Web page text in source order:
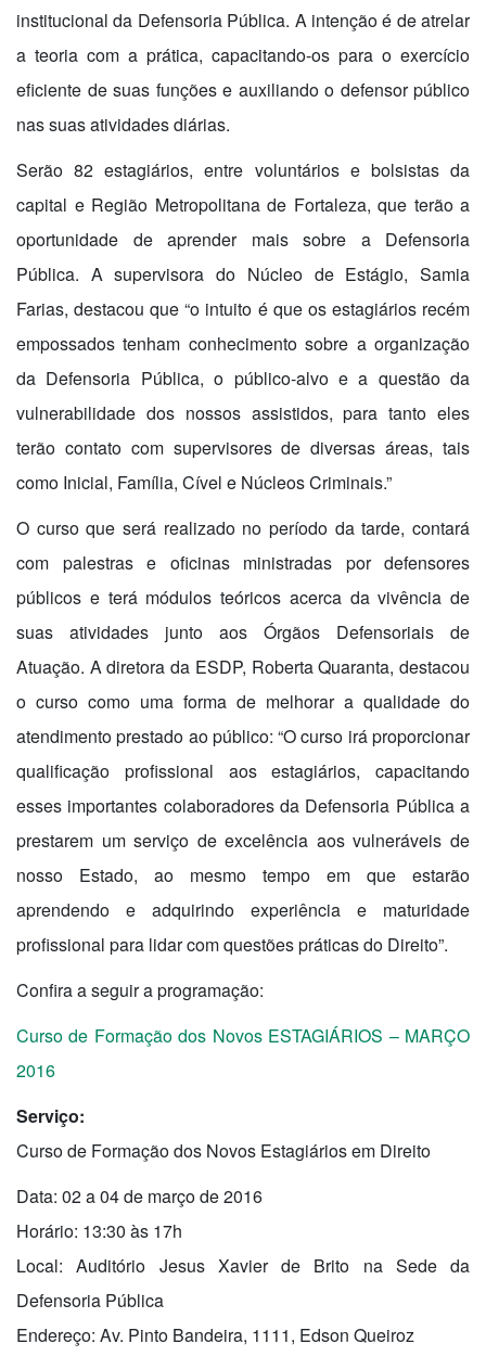
institucional da Defensoria Pública. A intenção é de atrelar
a teoria com a prática, capacitando-os para o exercício
eficiente de suas funções e auxiliando o defensor público
nas suas atividades diárias.
Serão 82 estagiários, entre voluntários e bolsistas da
capital e Região Metropolitana de Fortaleza, que terão a
oportunidade de aprender mais sobre a Defensoria
Pública. A supervisora do Núcleo de Estágio, Samia
Farias, destacou que “o intuito é que os estagiários recém
empossados tenham conhecimento sobre a organização
da Defensoria Pública, o público-alvo e a questão da
vulnerabilidade dos nossos assistidos, para tanto eles
terão contato com supervisores de diversas áreas, tais
como Inicial, Família, Cível e Núcleos Criminais.”
O curso que será realizado no período da tarde, contará
com palestras e oficinas ministradas por defensores
públicos e terá módulos teóricos acerca da vivência de
suas atividades junto aos Órgãos Defensoriais de
Atuação. A diretora da ESDP, Roberta Quaranta, destacou
o curso como uma forma de melhorar a qualidade do
atendimento prestado ao público: “O curso irá proporcionar
qualificação profissional aos estagiários, capacitando
esses importantes colaboradores da Defensoria Pública a
prestarem um serviço de excelência aos vulneráveis de
nosso Estado, ao mesmo tempo em que estarão
aprendendo e adquirindo experiência e maturidade
profissional para lidar com questões práticas do Direito”.
Confira a seguir a programação:
Curso de Formação dos Novos ESTAGIÁRIOS – MARÇO
2016
Serviço:
Curso de Formação dos Novos Estagiários em Direito
Data: 02 a 04 de março de 2016
Horário: 13:30 às 17h
Local: Auditório Jesus Xavier de Brito na Sede da
Defensoria Pública
Endereço: Av. Pinto Bandeira, 1111, Edson Queiroz